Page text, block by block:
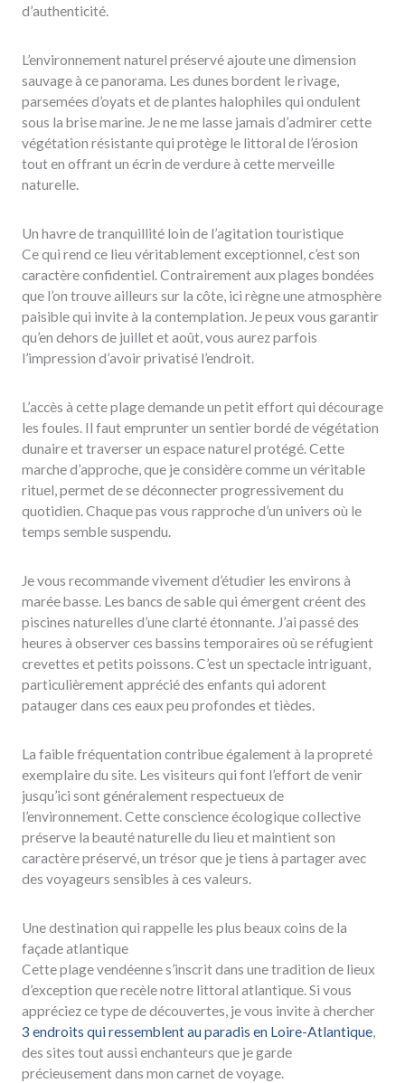
d’authenticité.
L’environnement naturel préservé ajoute une dimension
sauvage à ce panorama. Les dunes bordent le rivage,
parsemées d’oyats et de plantes halophiles qui ondulent
sous la brise marine. Je ne me lasse jamais d’admirer cette
végétation résistante qui protège le littoral de l’érosion
tout en offrant un écrin de verdure à cette merveille
naturelle.
Un havre de tranquillité loin de l’agitation touristique
Ce qui rend ce lieu véritablement exceptionnel, c’est son
caractère confidentiel. Contrairement aux plages bondées
que l’on trouve ailleurs sur la côte, ici règne une atmosphère
paisible qui invite à la contemplation. Je peux vous garantir
qu’en dehors de juillet et août, vous aurez parfois
l’impression d’avoir privatisé l’endroit.
L’accès à cette plage demande un petit effort qui décourage
les foules. Il faut emprunter un sentier bordé de végétation
dunaire et traverser un espace naturel protégé. Cette
marche d’approche, que je considère comme un véritable
rituel, permet de se déconnecter progressivement du
quotidien. Chaque pas vous rapproche d’un univers où le
temps semble suspendu.
Je vous recommande vivement d’étudier les environs à
marée basse. Les bancs de sable qui émergent créent des
piscines naturelles d’une clarté étonnante. J’ai passé des
heures à observer ces bassins temporaires où se réfugient
crevettes et petits poissons. C’est un spectacle intriguant,
particulièrement apprécié des enfants qui adorent
patauger dans ces eaux peu profondes et tièdes.
La faible fréquentation contribue également à la propreté
exemplaire du site. Les visiteurs qui font l’effort de venir
jusqu’ici sont généralement respectueux de
l’environnement. Cette conscience écologique collective
préserve la beauté naturelle du lieu et maintient son
caractère préservé, un trésor que je tiens à partager avec
des voyageurs sensibles à ces valeurs.
Une destination qui rappelle les plus beaux coins de la
façade atlantique
Cette plage vendéenne s’inscrit dans une tradition de lieux
d’exception que recèle notre littoral atlantique. Si vous
appréciez ce type de découvertes, je vous invite à chercher
3 endroits qui ressemblent au paradis en Loire-Atlantique,
des sites tout aussi enchanteurs que je garde
précieusement dans mon carnet de voyage.